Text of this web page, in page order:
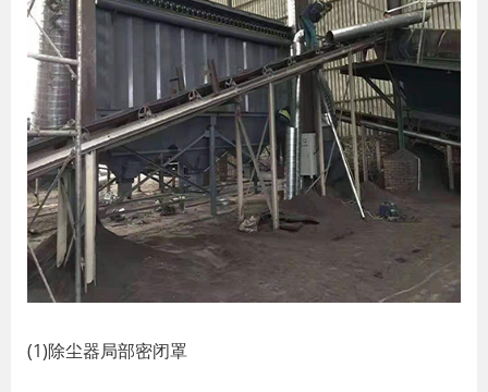
(1)除尘器局部密闭罩